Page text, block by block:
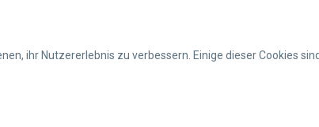
ihr Nutzererlebnis zu verbessern. Einige dieser Cookies